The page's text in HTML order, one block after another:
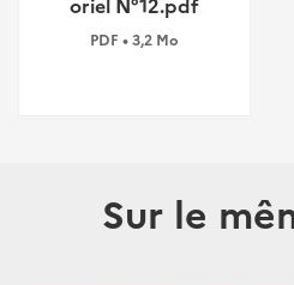
PDF • 3,2 Mo
Sur le